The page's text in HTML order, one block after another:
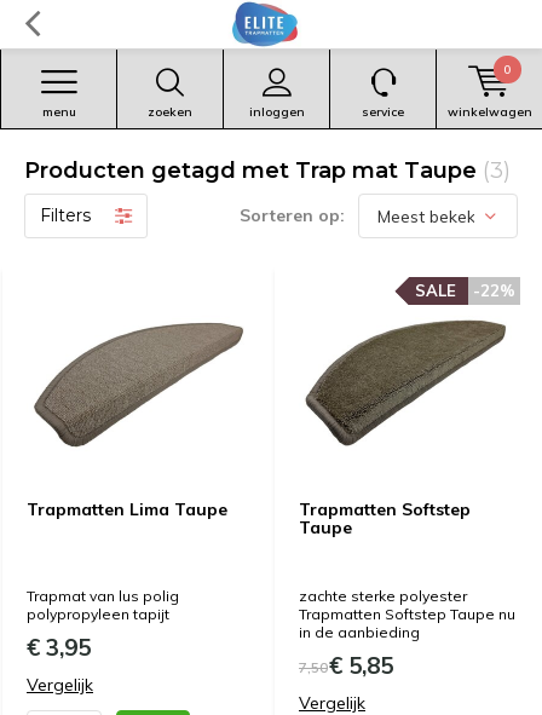
zoeken inloggen
menu service winkelwagen
0
Producten getagd met Trap mat Taupe (3)
Filters Sorteren op:
Trapmatten Lima Taupe
Trapmat van lus polig
polypropyleen tapijt
€ 3,95
Vergelijk
Trapmatten Softstep
Taupe
zachte sterke polyester
Trapmatten Softstep Taupe nu
in de aanbieding
7,50€ 5,85
-22%
SALE
Vergelijk
-22%
SALE